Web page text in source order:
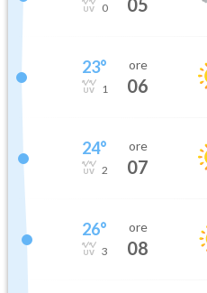
0 05
23°
1
ore
06
24°
2
ore
07
26°
3
ore
08